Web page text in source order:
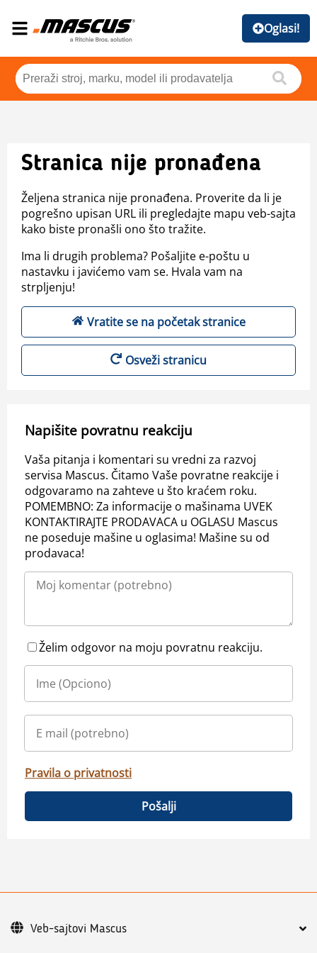
Oglasi!
Stranica nije pronađena
Željena stranica nije pronađena. Proverite da li je
pogrešno upisan URL ili pregledajte mapu veb-sajta
kako biste pronašli ono što tražite.
Ima li drugih problema? Pošaljite e-poštu u
nastavku i javićemo vam se. Hvala vam na
strpljenju!
Vratite se na početak stranice
Osveži stranicu
Napišite povratnu reakciju
Vaša pitanja i komentari su vredni za razvoj
servisa Mascus. Čitamo Vaše povratne reakcije i
odgovaramo na zahteve u što kraćem roku.
POMEMBNO: Za informacije o mašinama UVEK
KONTAKTIRAJTE PRODAVACA u OGLASU Mascus
ne poseduje mašine u oglasima! Mašine su od
prodavaca!
Želim odgovor na moju povratnu reakciju.
Pravila o privatnosti
Pošalji
Veb-sajtovi Mascus